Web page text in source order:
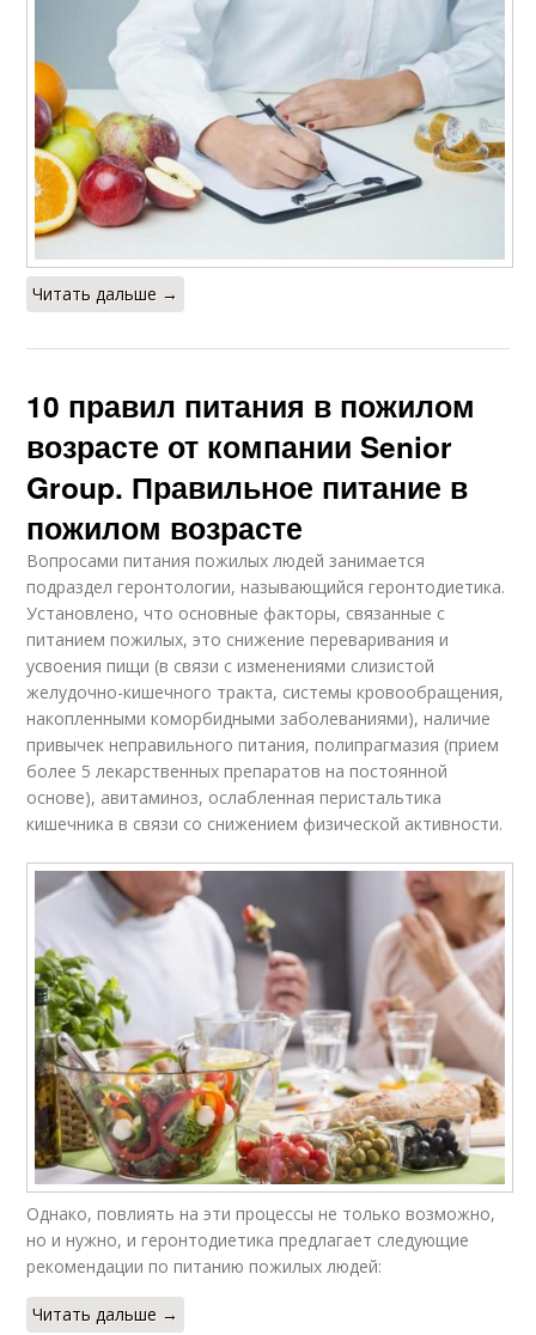
Читать дальше →
10 правил питания в пожилом
возрасте от компании Senior
Group. Правильное питание в
пожилом возрасте
Вопросами питания пожилых людей занимается
подраздел геронтологии, называющийся геронтодиетика.
Установлено, что основные факторы, связанные с
питанием пожилых, это снижение переваривания и
усвоения пищи (в связи с изменениями слизистой
желудочно-кишечного тракта, системы кровообращения,
накопленными коморбидными заболеваниями), наличие
привычек неправильного питания, полипрагмазия (прием
более 5 лекарственных препаратов на постоянной
основе), авитаминоз, ослабленная перистальтика
кишечника в связи со снижением физической активности.
Однако, повлиять на эти процессы не только возможно,
но и нужно, и геронтодиетика предлагает следующие
рекомендации по питанию пожилых людей:
Читать дальше →